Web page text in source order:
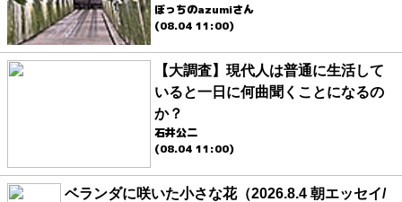
ぼっちのazumiさん
(08.04 11:00)
【大調査】現代人は普通に生活して
いると一日に何曲聞くことになるの
か？
石井公二
(08.04 11:00)
ベランダに咲いた小さな花（2026.8.4 朝エッセイ/